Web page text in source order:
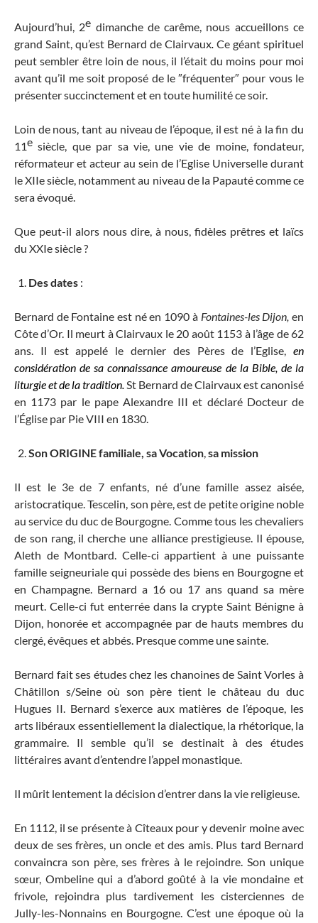
Aujourd’hui, 2e dimanche de carême, nous accueillons ce
grand Saint, qu’est Bernard de Clairvaux Ce géant spirituel
peut sembler être loin de nous, il l’était du moins pour moi
avant qu’il me soit proposé de le ″fréquenter″ pour vous le
présenter succinctement et en toute humilité ce soir.
Loin de nous, tant au niveau de l’époque, il est né à la fin du
11e siècle, que par sa vie, une vie de moine, fondateur,
réformateur et acteur au sein de l’Eglise Universelle durant
le XIIe siècle, notamment au niveau de la Papauté comme ce
sera évoqué.
Que peut-il alors nous dire, à nous, fidèles prêtres et laïcs
du XXIe siècle ?
Des dates :
Bernard de Fontaine est né en 1090 à Fontaines-les Dijon,en
Côte d’Or. Il meurt à Clairvaux le 20 août 1153 à l’âge de 62
ans. Il est appelé le dernier des Pères de l’Eglise,
en
considération de sa connaissance amoureuse de la Bible, de la
liturgie et de la tradition. St Bernard de Clairvaux est canonisé
en 1173 par le pape Alexandre III et déclaré Docteur de
l’Église par Pie VIII en 1830.
SonORIGINE familiale, sa Vocation sa mission
Il est le 3e de 7 enfants, né d’une famille assez aisée,
aristocratique. Tescelin, son père, est de petite origine noble
au service du duc de Bourgogne. Comme tous les chevaliers
de son rang, il cherche une alliance prestigieuse. Il épouse,
Aleth de Montbard. Celle-ci appartient à une puissante
famille seigneuriale qui possède des biens en Bourgogne et
en Champagne. Bernard a 16 ou 17 ans quand sa mère
meurt. Celle-ci fut enterrée dans la crypte Saint Bénigne à
Dijon, honorée et accompagnée par de hauts membres du
clergé, évêques et abbés. Presque comme une sainte.
Bernard fait ses études chez les chanoines de Saint Vorles à
Châtillon s/Seine où son père tient le château du duc
Hugues II. Bernard s’exerce aux matières de l’époque, les
arts libéraux essentiellement la dialectique, la rhétorique, la
grammaire. Il semble qu’il se destinait à des études
littéraires avant d’entendre l’appel monastique.
Il mûrit lentement la décision d’entrer dans la vie religieuse.
En 1112, il se présente à Cîteaux pour y devenir moine avec
deux de ses frères, un oncle et des amis. Plus tard Bernard
convaincra son père, ses frères à le rejoindre. Son unique
sœur, Ombeline qui a d’abord goûté à la vie mondaine et
frivole, rejoindra plus tardivement les cisterciennes de
Jully-les-Nonnains en Bourgogne. C’est une époque où la